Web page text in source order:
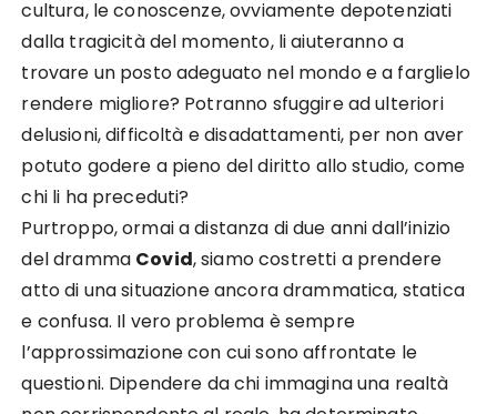
cultura, le conoscenze, ovviamente depotenziati
dalla tragicità del momento, li aiuteranno a
trovare un posto adeguato nel mondo e a farglielo
rendere migliore? Potranno sfuggire ad ulteriori
delusioni, difficoltà e disadattamenti, per non aver
potuto godere a pieno del diritto allo studio, come
chi li ha preceduti?
Purtroppo, ormai a distanza di due anni dall’inizio
del dramma Covid, siamo costretti a prendere
atto di una situazione ancora drammatica, statica
e confusa. Il vero problema è sempre
l’approssimazione con cui sono affrontate le
questioni. Dipendere da chi immagina una realtà